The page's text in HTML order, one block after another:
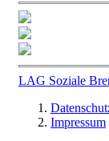
LAG Soziale
Impressum